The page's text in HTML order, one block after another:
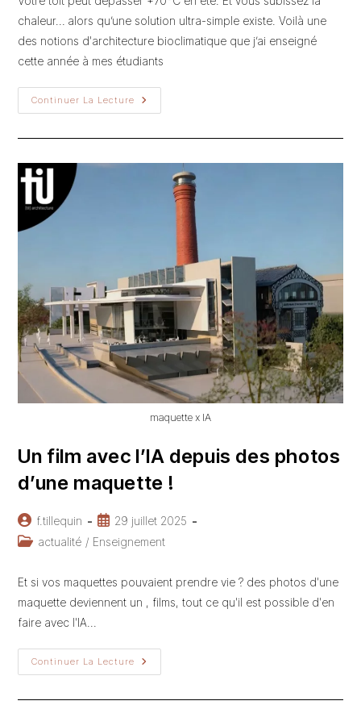
chaleur… alors qu’une solution ultra-simple existe. Voilà une
des notions d'architecture bioclimatique que j’ai enseigné
cette année à mes étudiants
Continuer La Lecture
Votre
Toit
Solution
Passive
Économique
maquette x IA
Un film avec l’IA depuis des photos
d’une maquette !
Auteur/autrice
de
f.tillequin
Publication
publiée :
29 juillet 2025
Post actualité / Enseignement
Et si vos maquettes pouvaient prendre vie ? des photos d'une
maquette deviennent un , films, tout ce qu'il est possible d'en
faire avec l'IA...
Continuer La Lecture
Un
Film
L’IA